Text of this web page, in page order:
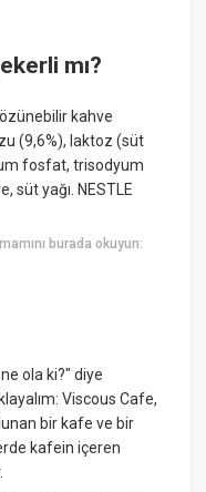
mı?
kahve
(9,6%), laktoz (süt
fosfat, trisodyum
süt yağı. NESTLE
burada okuyun:
ola ki?" diye
Viscous Cafe,
bir kafe ve bir
kafein içeren